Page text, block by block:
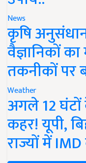
News
कृषि
वैज्ञानिकों
तकनीकों पर
Weather
अगले 12 घंटों
कहर! यूपी,
राज्यों में